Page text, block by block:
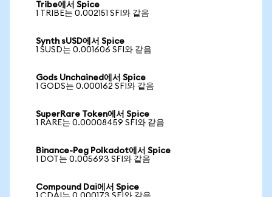
Tribe에서 Spice
1 TRIBE는 0.002151 SFI와 같음
Synth sUSD에서 Spice
1 SUSD는 0.001606 SFI와 같음
Gods Unchained에서 Spice
1 GODS는 0.000162 SFI와 같음
SuperRare Token에서 Spice
1 RARE는 0.00008459 SFI와 같음
Binance-Peg Polkadot에서 Spice
1 DOT는 0.005693 SFI와 같음
Compound Dai에서 Spice